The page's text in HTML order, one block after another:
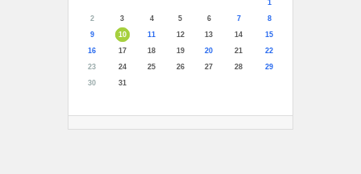
1
2
3 4 5 6 7
8
9
10 11 12 13 14
15
16
17 18 19 20 21
22
23
24 25 26 27 28
29
30
31